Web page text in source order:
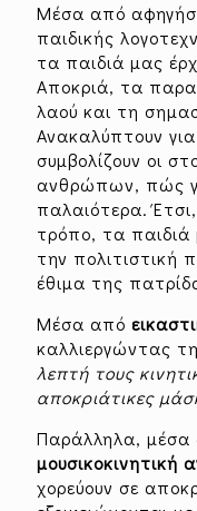
Μέσα από
παιδικής
τα παιδιά μας
Αποκριά, τα
λαού και τη
Ανακαλύπτουν
συμβολίζουν οι
ανθρώπων, πώς
παλαιότερα.
τρόπο, τα
την πολιτιστική
έθιμα της
Μέσα από
καλλιεργώντας
λεπτή τους
αποκριάτικες
Παράλληλα, μέσα
μουσικοκινητική
χορεύουν σε